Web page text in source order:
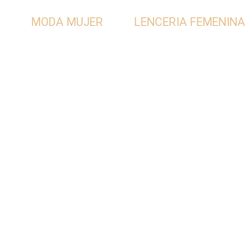
MODA MUJER LENCERIA FEMENINA